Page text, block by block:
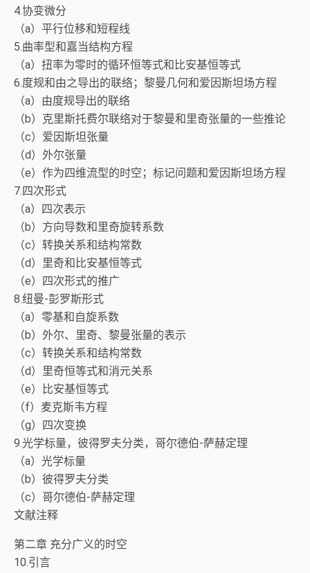
4.协变微分
（a）平行位移和短程线
5.曲率型和嘉当结构方程
（a）扭率为零时的循环恒等式和比安基恒等式
6.度规和由之导出的联络；黎曼几何和爱因斯坦场方程
（a）由度规导出的联络
（b）克里斯托费尔联络对于黎曼和里奇张量的一些推论
（c）爱因斯坦张量
（d）外尔张量
（e）作为四维流型的时空；标记问题和爱因斯坦场方程
7.四次形式
（a）四次表示
（b）方向导数和里奇旋转系数
（c）转换关系和结构常数
（d）里奇和比安基恒等式
（e）四次形式的推广
8.纽曼-彭罗斯形式
（a）零基和自旋系数
（b）外尔、里奇、黎曼张量的表示
（c）转换关系和结构常数
（d）里奇恒等式和消元关系
（e）比安基恒等式
（f）麦克斯韦方程
（g）四次变换
9.光学标量，彼得罗夫分类，哥尔德伯-萨赫定理
（a）光学标量
（b）彼得罗夫分类
（c）哥尔德伯-萨赫定理
文献注释
第二章 充分广义的时空
10.引言